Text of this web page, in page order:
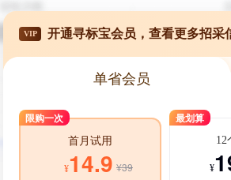
VIP 开通寻标宝会员，查看更多招采
单省会员
限购一次
首月试用
¥14.9 ¥39
最划算
12
¥